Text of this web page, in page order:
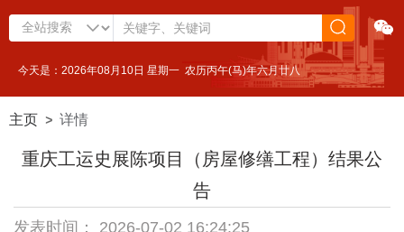
今天是：2026年08月10日 星期一 农历丙午(马)年六月廿八
主页 > 详情
重庆工运史展陈项目（房屋修缮工程）结果公
告
发表时间： 2026-07-02 16:24:25